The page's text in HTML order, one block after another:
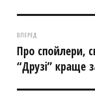
ВПЕРЕД
Наступний
запис:
Про спойлери,
“Друзі” краще